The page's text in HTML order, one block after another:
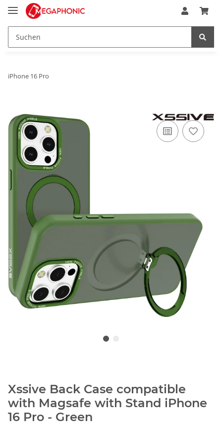
iPhone 16 Pro
Xssive Back Case compatible
with Magsafe with Stand iPhone
16 Pro - Green